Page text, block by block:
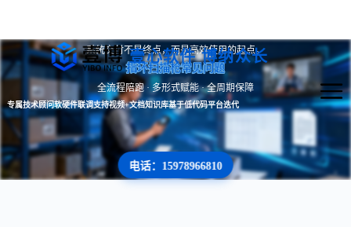
壹心软件 博纳众长
系统交付不是终点，而是高效使用的起点。
指环扫描枪常见问题
全流程陪跑 · 多形式赋能 · 全周期保障
专属技术顾问软硬件联调支持视频+文档知识库基于低代码平台迭代
电话：15978966810